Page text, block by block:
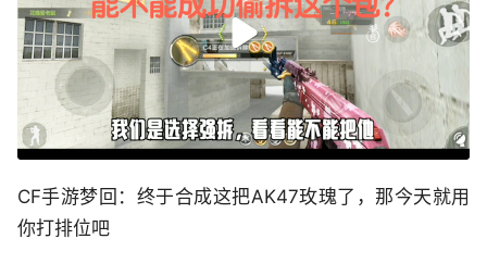
CF手游梦回：终于合成这把AK47玫瑰了，那今天就用
你打排位吧